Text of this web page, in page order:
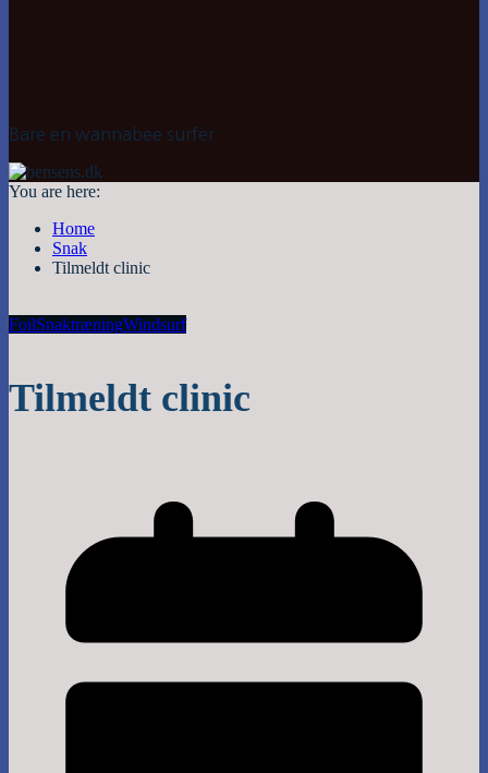
Bare en wannabee surfer
You are here:
Home
Snak
Tilmeldt clinic
FoilSnaktræningWindsurf
Tilmeldt clinic